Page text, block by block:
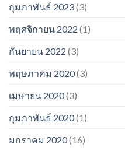
กุมภาพันธ์ 2023(3)
พฤศจิกายน 2022 (1)
กันยายน 2022 (3)
พฤษภาคม 2020(3)
เมษายน 2020(3)
กุมภาพันธ์ 2020(1)
มกราคม 2020(16)